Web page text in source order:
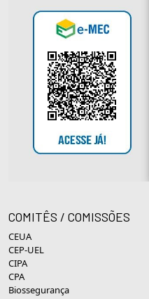
COMITÊS / COMISSÕES
CEUA
CEP-UEL
CIPA
CPA
Biossegurança